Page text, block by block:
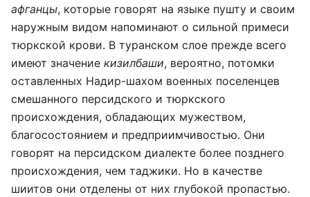
афганцы, которые говорят на языке пушту и своим
наружным видом напоминают о сильной примеси
тюркской крови. В туранском слое прежде всего
имеют значение кизилбаши, вероятно, потомки
оставленных Надир-шахом военных поселенцев
смешанного персидского и тюркского
происхождения, обладающих мужеством,
благосостоянием и предприимчивостью. Они
говорят на персидском диалекте более позднего
происхождения, чем таджики. Но в качестве
шиитов они отделены от них глубокой пропастью.